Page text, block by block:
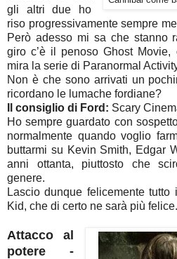
gli altri due ho
riso progressivamente sempre
Però adesso mi sa che stanno
giro c’è il penoso Ghost
mira la serie di Paranormal
Non è che sono arrivati un
ricordano le lumache fordiane?
Il consiglio di Ford: Scary
Ho sempre guardato con
normalmente quando voglio
buttarmi su Kevin Smith, Edgar
anni ottanta, piuttosto che
genere.
Lascio dunque felicemente
Kid, che di certo ne sarà più felice.
Attacco al
potere -